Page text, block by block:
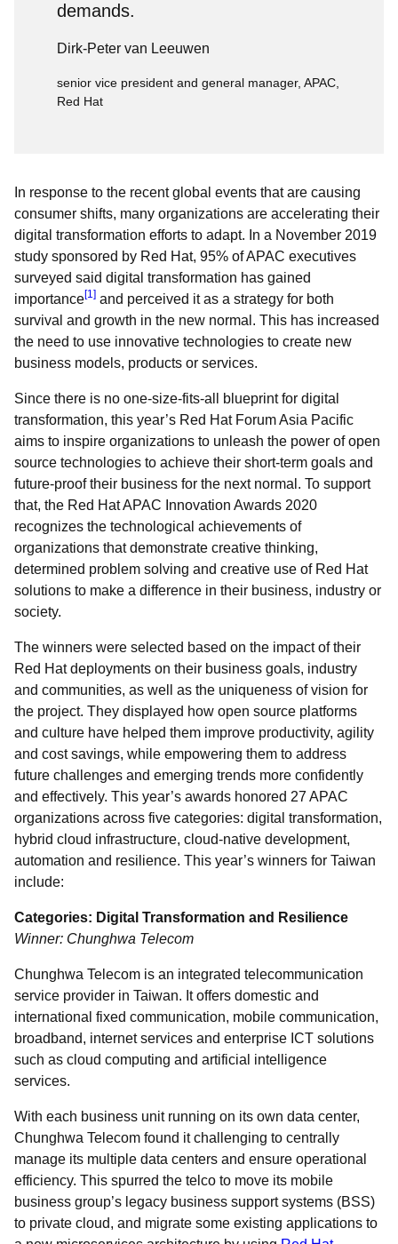
demands.
Dirk-Peter van Leeuwen
senior vice president and general manager, APAC,
Red Hat
In response to the recent global events that are causing
consumer shifts, many organizations are accelerating their
digital transformation efforts to adapt. In a November 2019
study sponsored by Red Hat, 95% of APAC executives
surveyed said digital transformation has gained
importance[1] and perceived it as a strategy for both
survival and growth in the new normal. This has increased
the need to use innovative technologies to create new
business models, products or services.
Since there is no one-size-fits-all blueprint for digital
transformation, this year’s Red Hat Forum Asia Pacific
aims to inspire organizations to unleash the power of open
source technologies to achieve their short-term goals and
future-proof their business for the next normal. To support
that, the Red Hat APAC Innovation Awards 2020
recognizes the technological achievements of
organizations that demonstrate creative thinking,
determined problem solving and creative use of Red Hat
solutions to make a difference in their business, industry or
society.
The winners were selected based on the impact of their
Red Hat deployments on their business goals, industry
and communities, as well as the uniqueness of vision for
the project. They displayed how open source platforms
and culture have helped them improve productivity, agility
and cost savings, while empowering them to address
future challenges and emerging trends more confidently
and effectively. This year’s awards honored 27 APAC
organizations across five categories: digital transformation,
hybrid cloud infrastructure, cloud-native development,
automation and resilience. This year’s winners for Taiwan
include:
Categories: Digital Transformation and Resilience
Winner: Chunghwa Telecom
Chunghwa Telecom is an integrated telecommunication
service provider in Taiwan. It offers domestic and
international fixed communication, mobile communication,
broadband, internet services and enterprise ICT solutions
such as cloud computing and artificial intelligence
services.
With each business unit running on its own data center,
Chunghwa Telecom found it challenging to centrally
manage its multiple data centers and ensure operational
efficiency. This spurred the telco to move its mobile
business group’s legacy business support systems (BSS)
to private cloud, and migrate some existing applications to